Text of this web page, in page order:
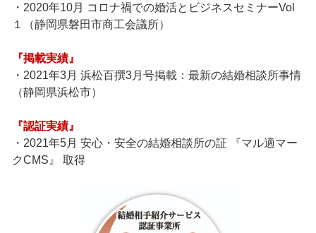
・2020年10月 コロナ禍での婚活とビジネスセミナーVol
１（静岡県磐田市商工会議所）
『掲載実績』
・2021年3月 浜松百撰3月号掲載：最新の結婚相談所事情
（静岡県浜松市）
『認証実績』
・2021年5月 安心・安全の結婚相談所の証 『マル適マー
クCMS』 取得